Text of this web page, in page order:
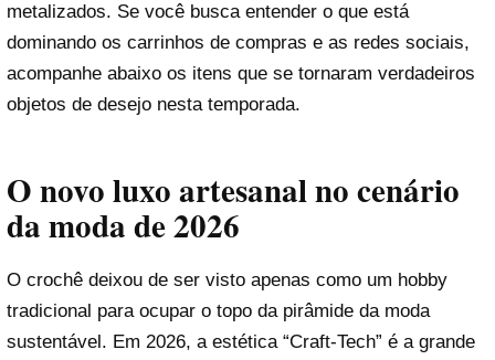
metalizados. Se você busca entender o que está
dominando os carrinhos de compras e as redes sociais,
acompanhe abaixo os itens que se tornaram verdadeiros
objetos de desejo nesta temporada.
O novo luxo artesanal no cenário
da moda de 2026
O crochê deixou de ser visto apenas como um hobby
tradicional para ocupar o topo da pirâmide da moda
sustentável. Em 2026, a estética “Craft-Tech” é a grande